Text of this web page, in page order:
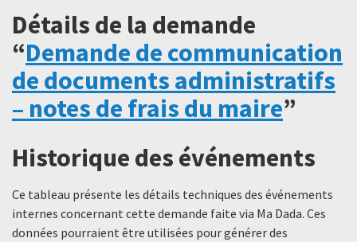
Détails de la demande
“Demande de communication
de documents administratifs
– notes de frais du maire”
Historique des événements
Ce tableau présente les détails techniques des événements
internes concernant cette demande faite via Ma Dada. Ces
données pourraient être utilisées pour générer des